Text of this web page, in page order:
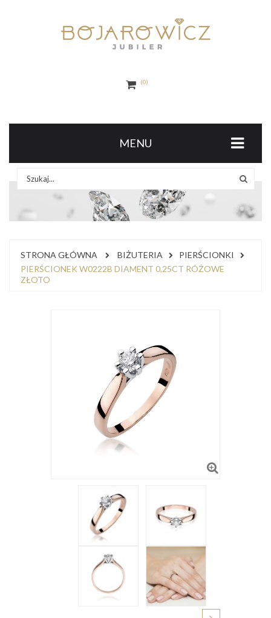
0
MENU
STRONA GŁÓWNA BIŻUTERIA
PIERŚCIONKI
PIERŚCIONEK W0222B DIAMENT 0,25CT RÓŻOWE
ZŁOTO